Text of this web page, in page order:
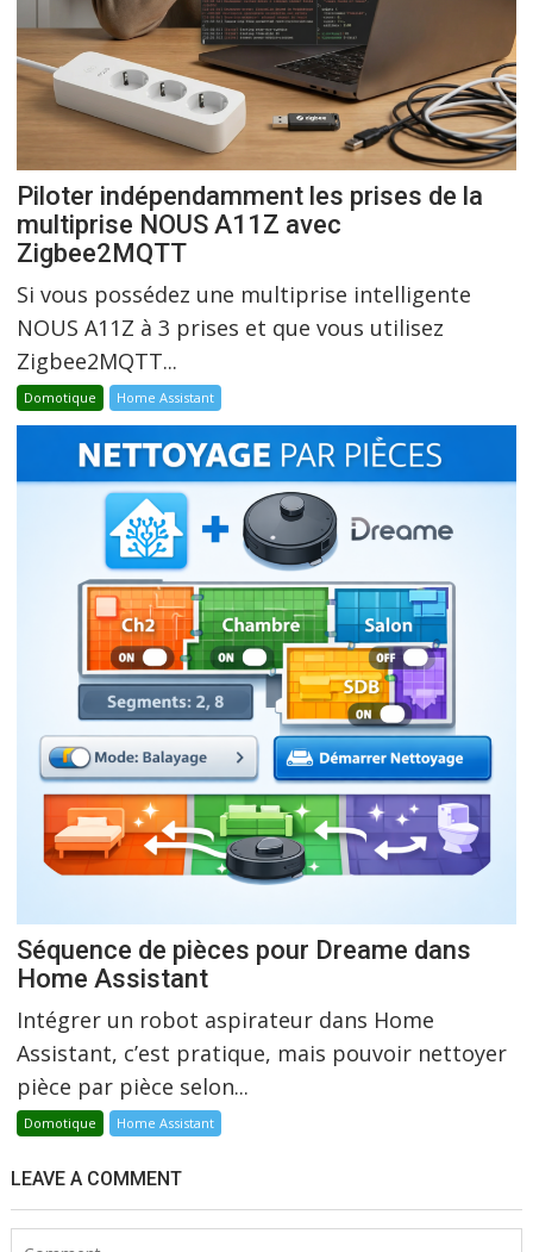
Piloter indépendamment les prises de la
multiprise NOUS A11Z avec
Zigbee2MQTT
Si vous possédez une multiprise intelligente
NOUS A11Z à 3 prises et que vous utilisez
Zigbee2MQTT...
Domotique Home Assistant
Séquence de pièces pour Dreame dans
Home Assistant
Intégrer un robot aspirateur dans Home
Assistant, c’est pratique, mais pouvoir nettoyer
pièce par pièce selon...
Domotique Home Assistant
LEAVE A COMMENT